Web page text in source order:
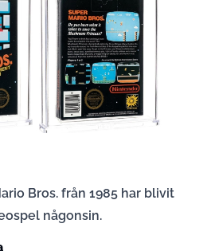
Bros. från 1985 har blivit
någonsin.